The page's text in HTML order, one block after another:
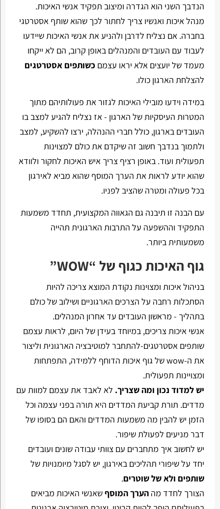
הנדבך השני הוא הגדרה ומיצוב תפקיד אנשי האיכות.
מנהל איכות ואנשיו צריך לחתור לכך שהוא שותף אסטרטגי
בחברה. אם נצליח לדרבן ולהניע את אנשי האיכות שיידעו
לעבוד עם העובדים והמנהלים באופן קרוב, הם לא ייקחו
מעמד של יועצים אלא יראו עצמם כשותפים אסטרטגים
להצלחת הארגון כולו.
במידה וידעו מובילי האיכות לגזור את פעולותיהם מתוך
המטרות העיסקיות של הארגון - אז נצליח להגיע למצב בו
העובדים בארגון, כולל חברי ההנהלה, ירצו להשקיע, למצב
ולתמוך בנדבך חשוב זה שיקדם את כולם למצוינות
תפעולית ועוד. באופן רציף צריך איש האיכות לחקור ולוודא
שהוא יודע לראות את הערך המוסף שהוא מביא לאירגון
בכל פעולה ומטרה שהציב לפניו.
עם הבנה זו תיבנה גם הגאווה המקצועית, תחדד משמעות
התפקיד וההשפעה על התרבות הארגונית תהייה
משמעותית ביותר.
גוף האיכות כגוף של “WOW”
בניהול איכות ומצוינות נקודת המוצא צריכה להיות
הסתכלות רחבה על הצרכים הארגוניים ושילוב של כולם
בתהליך - מראשון העובדים עד אחרון המנהלים.
אנשי איכות צריכים, במיוחד בעידן של היום, לראות עצמם
שותפים אסטרטגים-להתחבר למוטיבציה הארגונית וליצור
את ה-wow של גוף איכות הדוחף ללמידה, התפתחות
ומצויינות תפעולית.
יש למדוד נכון ומה שצריך. לא לאבד את עצמם למוות עם
מדדים. תורת קביעת המדדים היא תורה בפני עצמה וכל
הזמן יש להבין מה משמעות המדדים והאם הם בסופו של
דבר מניעים לפעולת שיפור.
יש לחשוב איך מתחברים עם צוותי עבודה שונים ועובדים
יחד על שיפורי תהליכים באירגון, יש לסגל מיומנויות של
שותפים ולא של שוטרים.
הצורך לחדד מה הערך המוסףשאנשי האיכות מביאים